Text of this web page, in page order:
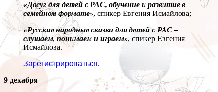
«Досуг для детей с РАС, обучение и развитие в
семейном формате», спикер Евгения Исмайлова;
«Русские народные сказки для детей с РАС –
слушаем, понимаем и играем», спикер Евгения
Исмайлова.
Зарегистрироваться.
9 декабря